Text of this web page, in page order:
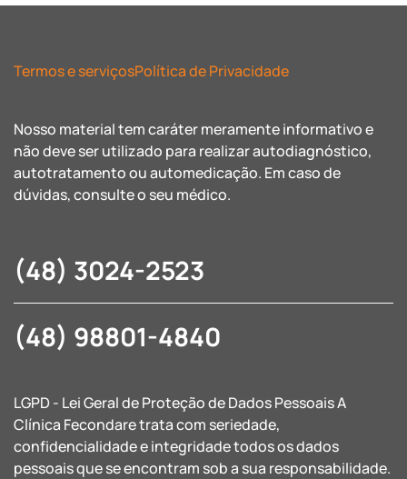
Termos e serviçosPolítica de Privacidade
Nosso material tem caráter meramente informativo e
não deve ser utilizado para realizar autodiagnóstico,
autotratamento ou automedicação. Em caso de
dúvidas, consulte o seu médico.
(48) 3024-2523
(48) 98801-4840
LGPD - Lei Geral de Proteção de Dados Pessoais A
Clínica Fecondare trata com seriedade,
confidencialidade e integridade todos os dados
pessoais que se encontram sob a sua responsabilidade.